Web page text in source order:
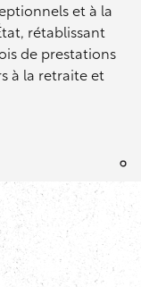
et à la
rétablissant
de prestations
à la retraite et